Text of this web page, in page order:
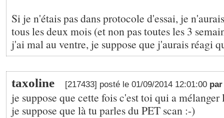
Si je n'étais pas dans protocole d'essai, je
tous les deux mois (et non pas toutes les 3
j'ai mal au ventre, je suppose que j'aurais réagi
taxoline [217433] posté le 01/09/2014 12:01:00
je suppose que cette fois c'est toi qui a
je suppose que là tu parles du PET scan :-)